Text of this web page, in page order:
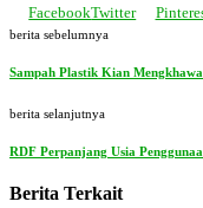
FacebookTwitter
berita sebelumnya
Sampah Plastik Kian
berita selanjutnya
RDF Perpanjang Usia
Berita Terkait